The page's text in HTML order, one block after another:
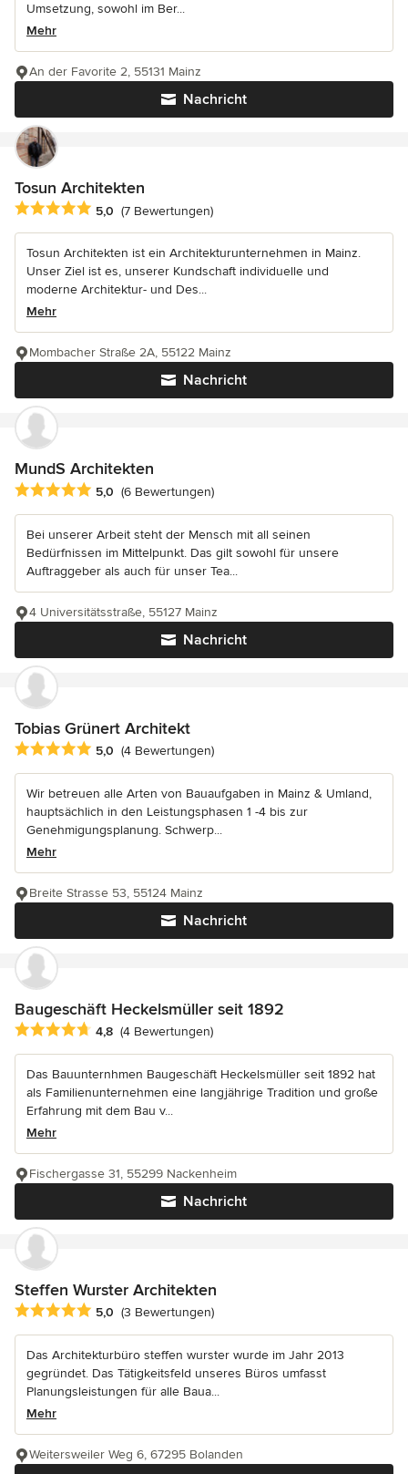
Umsetzung, sowohl im Ber...
Mehr
Nachricht
An der Favorite 2, 55131 Mainz
Tosun Architekten
Durchschnittliche Bewertung: 5 von 5 Sternen
5,0 (7 Bewertungen)
Tosun Architekten ist ein Architekturunternehmen in Mainz.
Unser Ziel ist es, unserer Kundschaft individuelle und
moderne Architektur- und Des...
Mehr
Nachricht
Mombacher Straße 2A, 55122 Mainz
MundS Architekten
Durchschnittliche Bewertung: 5 von 5 Sternen
5,0 (6 Bewertungen)
Bei unserer Arbeit steht der Mensch mit all seinen
Bedürfnissen im Mittelpunkt. Das gilt sowohl für unsere
Auftraggeber als auch für unser Tea...
Nachricht
4 Universitätsstraße, 55127 Mainz
Tobias Grünert Architekt
Durchschnittliche Bewertung: 5 von 5 Sternen
5,0 (4 Bewertungen)
Wir betreuen alle Arten von Bauaufgaben in Mainz & Umland,
hauptsächlich in den Leistungsphasen 1 -4 bis zur
Genehmigungsplanung. Schwerp...
Mehr
Nachricht
Breite Strasse 53, 55124 Mainz
Baugeschäft Heckelsmüller seit 1892
Durchschnittliche Bewertung: 4.8 von 5 Sternen
4,8 (4 Bewertungen)
Das Bauunternhmen Baugeschäft Heckelsmüller seit 1892 hat
als Familienunternehmen eine langjährige Tradition und große
Erfahrung mit dem Bau v...
Mehr
Nachricht
Fischergasse 31, 55299 Nackenheim
Steffen Wurster Architekten
Durchschnittliche Bewertung: 5 von 5 Sternen
5,0 (3 Bewertungen)
Das Architekturbüro steffen wurster wurde im Jahr 2013
gegründet. Das Tätigkeitsfeld unseres Büros umfasst
Planungsleistungen für alle Baua...
Mehr
Weitersweiler Weg 6, 67295 Bolanden